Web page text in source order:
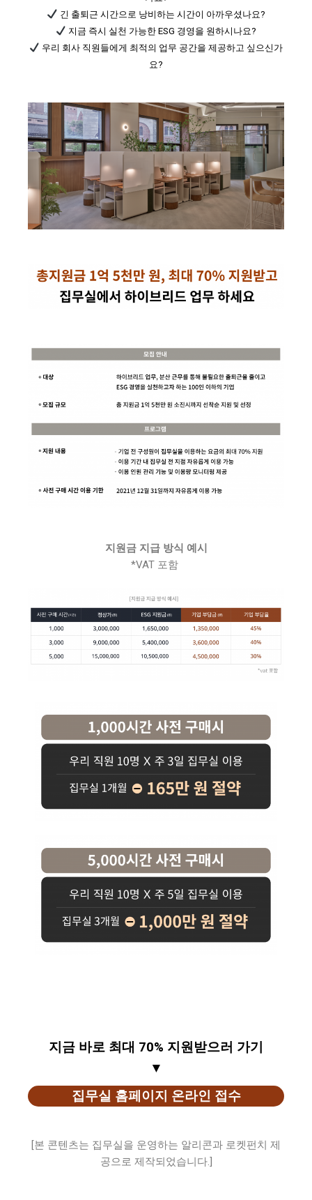
긴 출퇴근 시간으로 낭비하는 시간이 아까우셨나요?
지금 즉시 실천 가능한 ESG 경영을 원하시나요?
우리 회사 직원들에게 최적의 업무 공간을 제공하고 싶으신가
요?
지원금 지급 방식 예시
*VAT 포함
지금 바로 최대 70% 지원받으러 가기
▼
집무실 홈페이지 온라인 접수
[본 콘텐츠는 집무실을 운영하는 알리콘과 로켓펀치 제
공으로 제작되었습니다.]